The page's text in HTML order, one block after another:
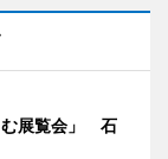
む展覧会」 石